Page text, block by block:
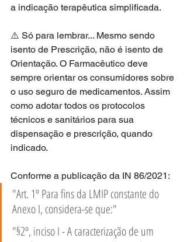
a indicação terapêutica simplificada.
⚠️ Só para lembrar... Mesmo sendo
isento de Prescrição, não é isento de
Orientação. O Farmacêutico deve
sempre orientar os consumidores sobre
o uso seguro de medicamentos. Assim
como adotar todos os protocolos
técnicos e sanitários para sua
dispensação e prescrição, quando
indicado.
Conforme a publicação da IN 86/2021:
"Art. 1º Para fins da LMIP constante do
Anexo I, considera-se que:"
"§2º, inciso I - A caracterização de um